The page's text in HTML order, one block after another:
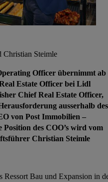
Christian Steimle
Officer übernimmt ab
Estate Officer bei Lidl
Chief Real Estate Officer,
ausserhalb des
von Post Immobilien –
des COO’s wird vom
Christian Steimle
Ressort Bau und Expansion in